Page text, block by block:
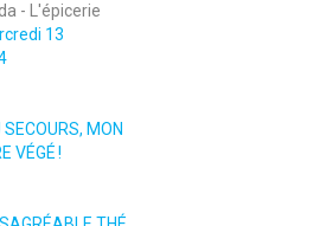
- L'épicerie
13
SECOURS, MON
VÉGÉ !